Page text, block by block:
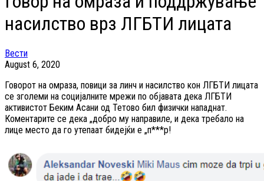
насилство врз ЛГБТИ лицата
Вести
August 6, 2020
Говорот на омраза, повици за линч и насилство кон ЛГБТИ лицата
се зголеми на социјалните мрежи по објавата дека ЛГБТИ
активистот Беким Асани од Тетово бил физички нападнат.
Коментарите се дека „добро му направиле, и дека требало на
лице место да го утепаат бидејќи е „п***р!